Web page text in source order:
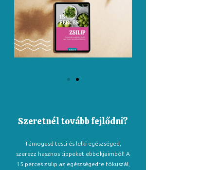
Szeretnél tovább fejlődni?
Támogasd testi és lelki egészséged,
szerezz hasznos tippeket ebbokjaimból! A
15 perces zsilip az egészségedre fókuszál,